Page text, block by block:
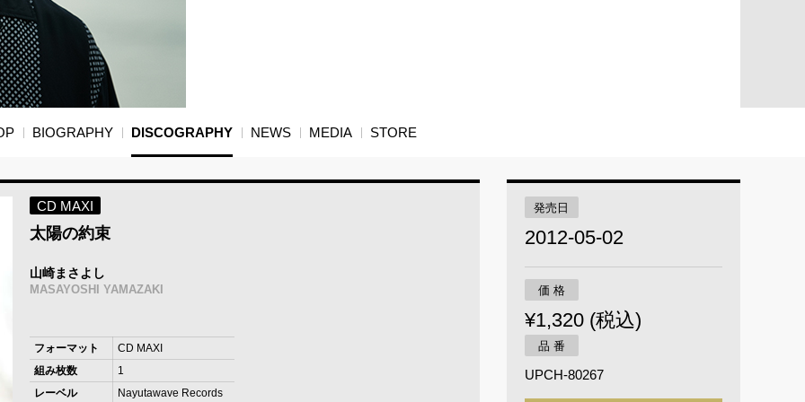
BIOGRAPHY DISCOGRAPHY NEWS MEDIA STORE
CD MAXI
太陽の約束
山崎まさよし
MASAYOSHI YAMAZAKI
フォーマット
CD MAXI
組み枚数
1
レーベル
Nayutawave Records
発売日
2012-05-02
価 格
¥1,320 (税込)
品 番
UPCH-80267